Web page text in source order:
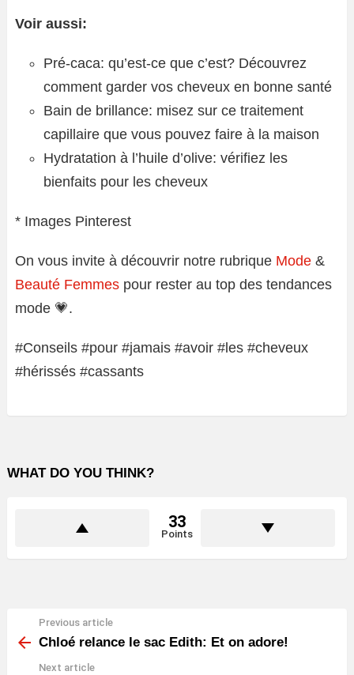
Voir aussi:
Pré-caca: qu’est-ce que c’est? Découvrez
comment garder vos cheveux en bonne santé
Bain de brillance: misez sur ce traitement
capillaire que vous pouvez faire à la maison
Hydratation à l’huile d’olive: vérifiez les
bienfaits pour les cheveux
* Images Pinterest
On vous invite à découvrir notre rubrique Mode &
Beauté Femmes pour rester au top des tendances
mode 💗.
#Conseils #pour #jamais #avoir #les #cheveux
#hérissés #cassants
WHAT DO YOU THINK?
33
Points
more
Previous article
Chloé relance le sac Edith: Et on adore!
Next article